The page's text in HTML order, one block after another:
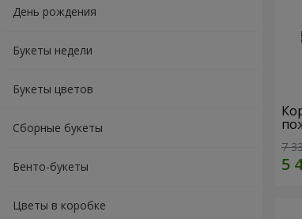
День рождения
Букеты недели
Букеты цветов
Сборные букеты
Бенто-букеты
Цветы в коробке
7